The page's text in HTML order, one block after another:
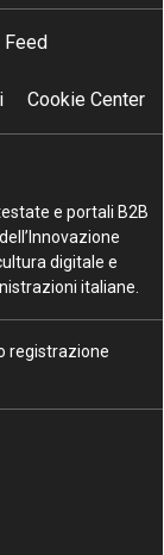
Feed
Cookie Center
e portali B2B
digitale e
italiane.
registrazione